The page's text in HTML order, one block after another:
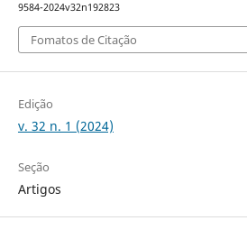
9584-2024v32n192823
Fomatos de Citação
Edição
v. 32 n. 1 (2024)
Seção
Artigos